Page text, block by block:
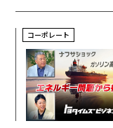
コーポレート